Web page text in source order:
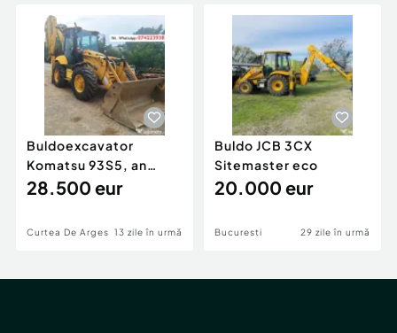
Servicii
Animale de companie
Afaceri și echipamente profesionale
Inchiriere Bunuri si Vehicule
Utilaje agricole si industriale
Piese auto si accesorii
Dacia Duster
Buldoexcavator
Komatsu 93S5, an
2007, cupa
28.500 eur
Curtea De Arges 13 zile în urmă
Buldo JCB 3CX
Sitemaster eco
20.000 eur
Bucuresti 29 zile în urmă